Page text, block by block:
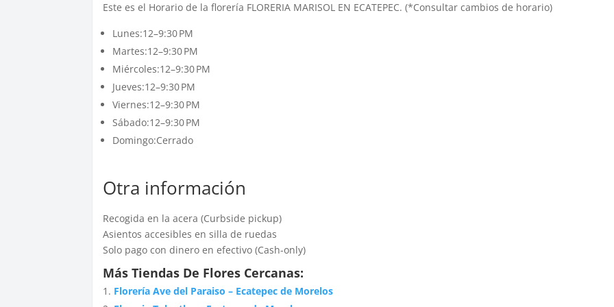
Este es el Horario de la florería FLORERIA MARISOL EN ECATEPEC. (*Consultar cambios de horario)
Lunes:12–9:30 PM
Martes:12–9:30 PM
Miércoles:12–9:30 PM
Jueves:12–9:30 PM
Viernes:12–9:30 PM
Sábado:12–9:30 PM
Domingo:Cerrado
Otra información
Recogida en la acera (Curbside pickup)
Asientos accesibles en silla de ruedas
Solo pago con dinero en efectivo (Cash-only)
Más Tiendas De Flores Cercanas:
Florería Ave del Paraiso – Ecatepec de Morelos